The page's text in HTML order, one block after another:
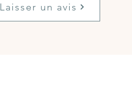
Laisser un avis